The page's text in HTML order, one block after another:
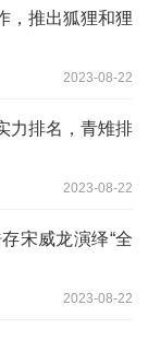
，推出狐狸和狸
2023-08-22
力排名，青雉排
2023-08-22
宋威龙演绎“全
2023-08-22